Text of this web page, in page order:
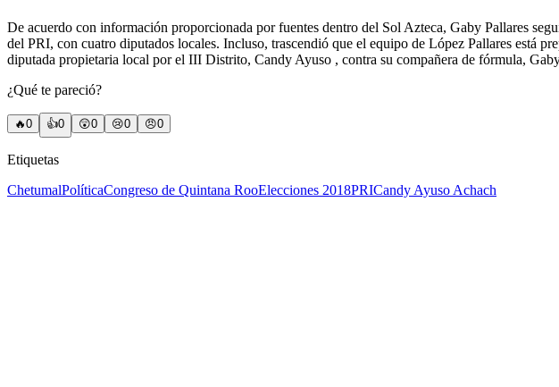
De acuerdo con información proporcionada por fuentes dentro del Sol Azteca, Gaby Pallares
del PRI, con cuatro diputados locales. Incluso, trascendió que el equipo de López Pallares está
diputada propietaria local por el III Distrito, Candy Ayuso , contra su compañera de fórmula,
¿Qué te pareció?
🔥0 👍0 😲0 😢0 😠0
Etiquetas
ChetumalPolíticaCongreso de Quintana RooElecciones 2018PRICandy Ayuso Achach